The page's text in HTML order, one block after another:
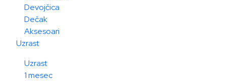
Devojčica
Dečak
Aksesoari
Uzrast
Uzrast
1 mesec